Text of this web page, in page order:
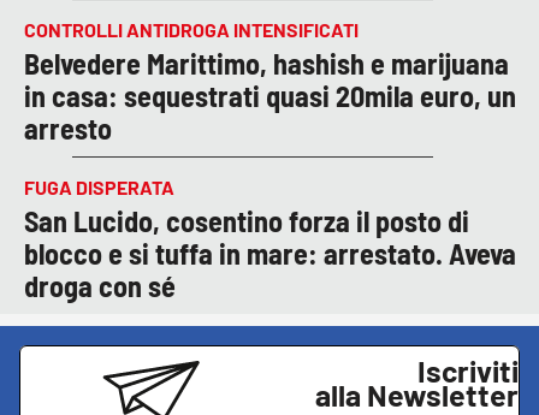
CONTROLLI ANTIDROGA INTENSIFICATI
Belvedere Marittimo, hashish e marijuana
in casa: sequestrati quasi 20mila euro, un
arresto
FUGA DISPERATA
San Lucido, cosentino forza il posto di
blocco e si tuffa in mare: arrestato. Aveva
droga con sé
Iscriviti
alla Newsletter